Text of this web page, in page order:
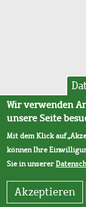
Wir verwenden
unsere Seite
Mit dem Klick auf
können Ihre
Sie in unserer
Akzeptieren